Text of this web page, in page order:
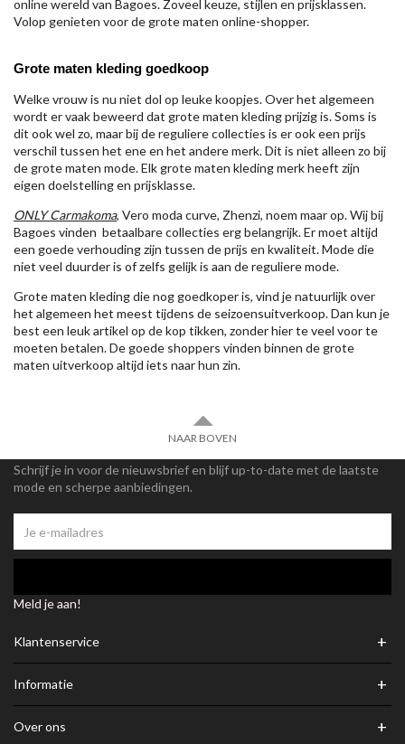
online wereld van Bagoes. Zoveel keuze, stijlen en prijsklassen.
Volop genieten voor de grote maten online-shopper.
Grote maten kleding goedkoop
Welke vrouw is nu niet dol op leuke koopjes. Over het algemeen
wordt er vaak beweerd dat grote maten kleding prijzig is. Soms is
dit ook wel zo, maar bij de reguliere collecties is er ook een prijs
verschil tussen het ene en het andere merk. Dit is niet alleen zo bij
de grote maten mode. Elk grote maten kleding merk heeft zijn
eigen doelstelling en prijsklasse.
ONLY Carmakoma, Vero moda curve, Zhenzi, noem maar op. Wij bij
Bagoes vinden betaalbare collecties erg belangrijk. Er moet altijd
een goede verhouding zijn tussen de prijs en kwaliteit. Mode die
niet veel duurder is of zelfs gelijk is aan de reguliere mode.
Grote maten kleding die nog goedkoper is, vind je natuurlijk over
het algemeen het meest tijdens de seizoensuitverkoop. Dan kun je
best een leuk artikel op de kop tikken, zonder hier te veel voor te
moeten betalen. De goede shoppers vinden binnen de grote
maten uitverkoop altijd iets naar hun zin.
NAAR BOVEN
Schrijf je in voor de nieuwsbrief en blijf up-to-date met de laatste
mode en scherpe aanbiedingen.
Meld je aan!
Klantenservice +
Informatie +
Over ons +